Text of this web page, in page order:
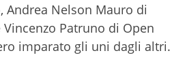
Andrea Nelson Mauro di
Patruno di Open
imparato gli uni dagli altri.